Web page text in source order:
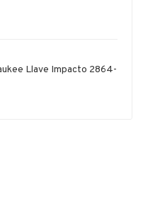
Llave Impacto 2864-